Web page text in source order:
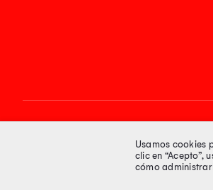
Síguenos enUsamos cookies
clic en “Acepto”,
cómo